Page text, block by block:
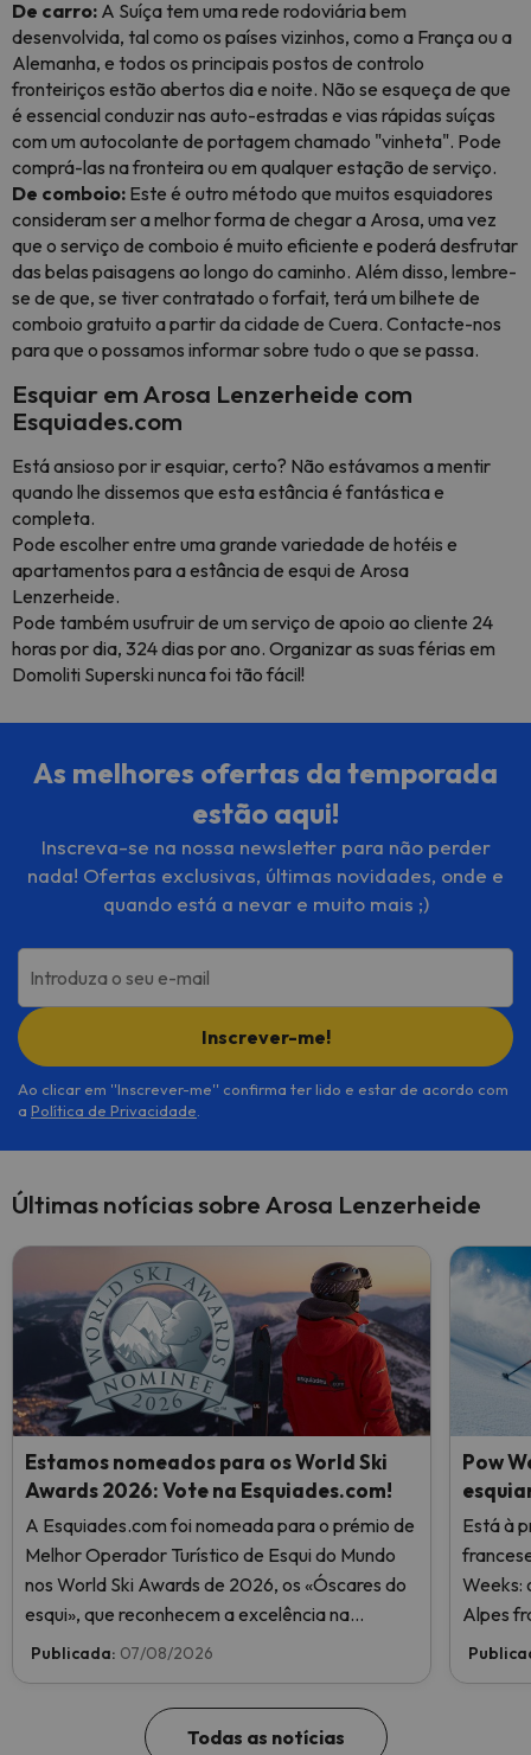
De carro: A Suíça tem uma rede rodoviária bem
desenvolvida, tal como os países vizinhos, como a França ou a
Alemanha, e todos os principais postos de controlo
fronteiriços estão abertos dia e noite. Não se esqueça de que
é essencial conduzir nas auto-estradas e vias rápidas suíças
com um autocolante de portagem chamado "vinheta". Pode
comprá-las na fronteira ou em qualquer estação de serviço.
De comboio: Este é outro método que muitos esquiadores
consideram ser a melhor forma de chegar a Arosa, uma vez
que o serviço de comboio é muito eficiente e poderá desfrutar
das belas paisagens ao longo do caminho. Além disso, lembre-
se de que, se tiver contratado o forfait, terá um bilhete de
comboio gratuito a partir da cidade de Cuera. Contacte-nos
para que o possamos informar sobre tudo o que se passa.
Esquiar em Arosa Lenzerheide com
Esquiades.com
Está ansioso por ir esquiar, certo? Não estávamos a mentir
quando lhe dissemos que esta estância é fantástica e
completa.
Pode escolher entre uma grande variedade de hotéis e
apartamentos para a estância de esqui de Arosa
Lenzerheide.
Pode também usufruir de um serviço de apoio ao cliente 24
horas por dia, 324 dias por ano. Organizar as suas férias em
Domoliti Superski nunca foi tão fácil!
As melhores ofertas da temporada
estão aqui!
Inscreva-se na nossa newsletter para não perder
nada! Ofertas exclusivas, últimas novidades, onde e
quando está a nevar e muito mais ;)
Introduza o seu e-mail
Inscrever-me!
Ao clicar em ''Inscrever-me'' confirma ter lido e estar de acordo com
a Política de Privacidade
Últimas notícias sobre Arosa Lenzerheide
Estamos nomeados para os World Ski
Awards 2026: Vote na Esquiades.com!
A Esquiades.com foi nomeada para o prémio de
Melhor Operador Turístico de Esqui do Mundo
nos World Ski Awards de 2026, os «Óscares do
esqui», que reconhecem a excelência na
indústria do esqui. Vote agora e ajude-nos a
Publicada: 07/08/2026
Pow
Está à
Weeks:
Alpes
Todas as notícias